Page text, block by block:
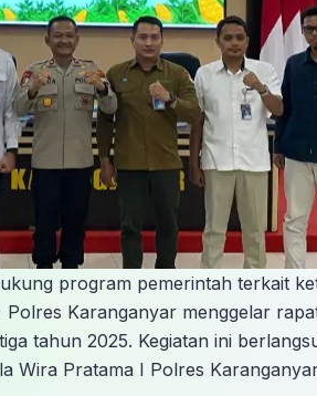
program pemerintah terkait
Karanganyar menggelar
tahun 2025. Kegiatan ini
Wira Pratama I Polres